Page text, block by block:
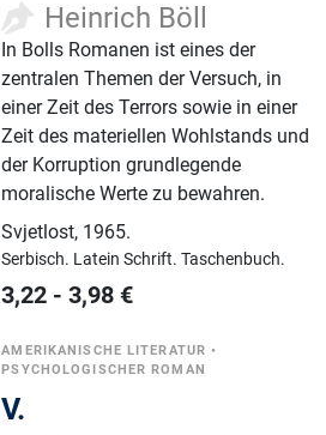
Heinrich Böll
In Bolls Romanen ist eines der
zentralen Themen der Versuch, in
einer Zeit des Terrors sowie in einer
Zeit des materiellen Wohlstands und
der Korruption grundlegende
moralische Werte zu bewahren.
Svjetlost, 1965.
Serbisch. Latein Schrift.Taschenbuch.
3,22 -3,98 €
AMERIKANISCHE LITERATUR •
PSYCHOLOGISCHER ROMAN
V.